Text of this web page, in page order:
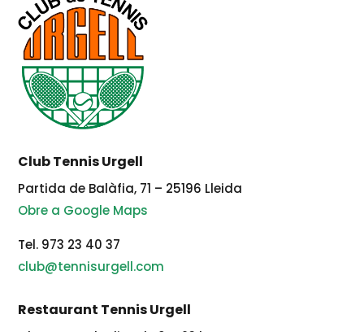
Club Tennis Urgell
Partida de Balàfia, 71 – 25196 Lleida
Obre a Google Maps
Tel. 973 23 40 37
club@tennisurgell.com
Restaurant Tennis Urgell